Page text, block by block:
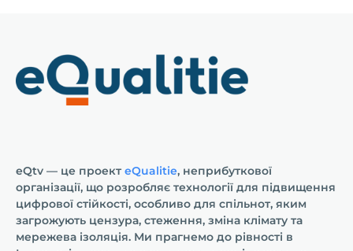
eQtv — це проект eQualitie, неприбуткової
організації, що розробляє технології для підвищення
цифрової стійкості, особливо для спільнот, яким
загрожують цензура, стеження, зміна клімату та
мережева ізоляція. Ми прагнемо до рівності в